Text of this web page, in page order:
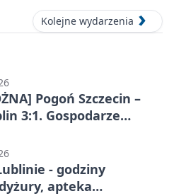
Kolejne wydarzenia
Pogoń Szczecin –
3:1. Gospodarze
- godziny
apteka